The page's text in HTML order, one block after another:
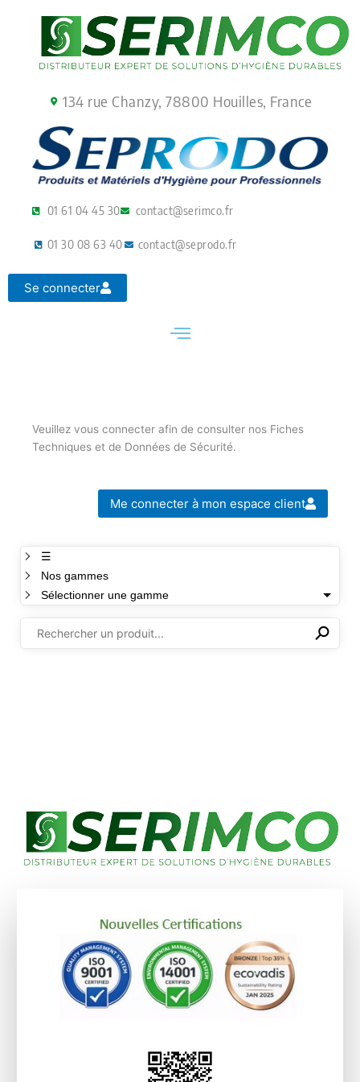
134 rue Chanzy, 78800 Houilles, France
01 61 04 45 30 contact@serimco.fr
01 30 08 63 40 contact@seprodo.fr
Se connecter
Veuillez vous connecter afin de consulter nos Fiches
Techniques et de Données de Sécurité.
Me connecter à mon espace client
☰
Nos gammes
Sélectionner une gamme
⚲